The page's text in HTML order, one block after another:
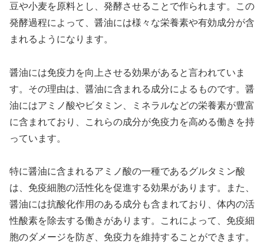
豆や小麦を原料とし、発酵させることで作られます。この
発酵過程によって、醤油には様々な栄養素や有効成分が含
まれるようになります。
醤油には免疫力を向上させる効果があると言われていま
す。その理由は、醤油に含まれる成分によるものです。醤
油にはアミノ酸やビタミン、ミネラルなどの栄養素が豊富
に含まれており、これらの成分が免疫力を高める働きを持
っています。
特に醤油に含まれるアミノ酸の一種であるグルタミン酸
は、免疫細胞の活性化を促進する効果があります。また、
醤油には抗酸化作用のある成分も含まれており、体内の活
性酸素を除去する働きがあります。これによって、免疫細
胞のダメージを防ぎ、免疫力を維持することができます。